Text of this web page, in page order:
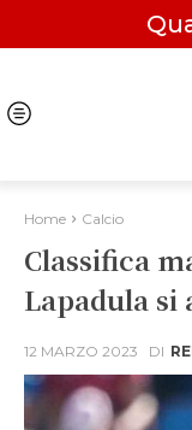
Home Calcio
Classifica
Lapadula si
12 MARZO 2023 DI